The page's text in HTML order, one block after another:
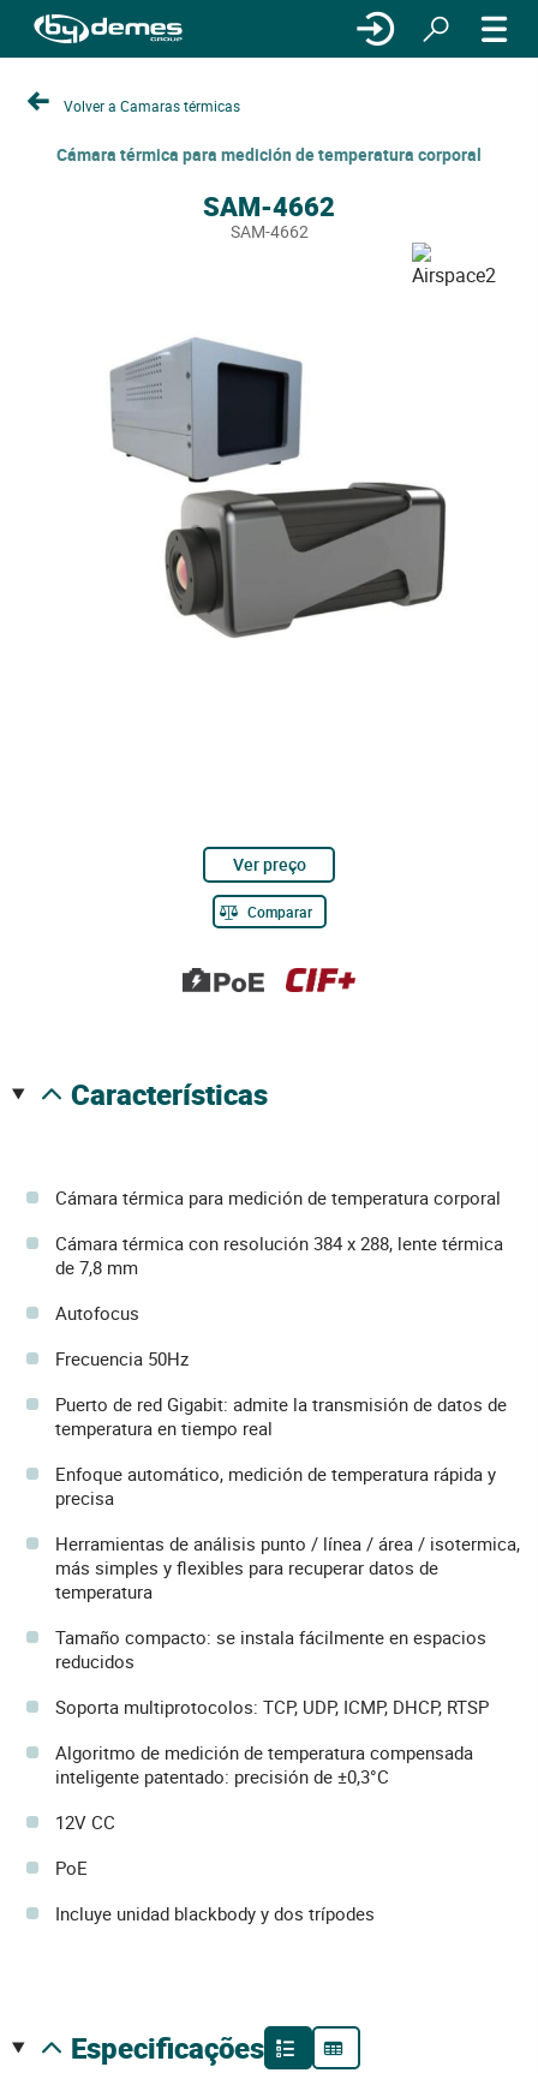
Volver a Camaras térmicas
Cámara térmica para medición de temperatura corporal
SAM-4662
SAM-4662
Ver preço
Comparar
características
Cámara térmica para medición de temperatura corporal
Cámara térmica con resolución 384 x 288, lente térmica
de 7,8 mm
Autofocus
Frecuencia 50Hz
Puerto de red Gigabit: admite la transmisión de datos de
temperatura en tiempo real
Enfoque automático, medición de temperatura rápida y
precisa
Herramientas de análisis punto / línea / área / isotermica,
más simples y flexibles para recuperar datos de
temperatura
Tamaño compacto: se instala fácilmente en espacios
reducidos
Soporta multiprotocolos: TCP, UDP, ICMP, DHCP, RTSP
Algoritmo de medición de temperatura compensada
inteligente patentado: precisión de ±0,3°C
12V CC
PoE
Incluye unidad blackbody y dos trípodes
especificações